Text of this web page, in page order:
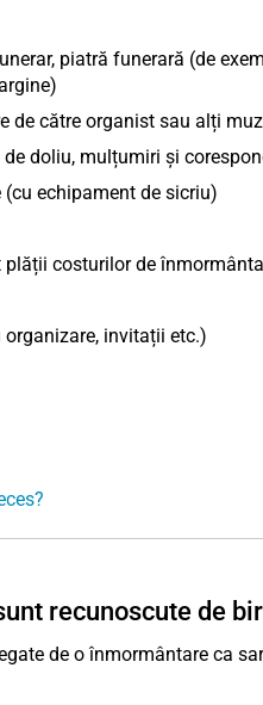
piatră funerară (de
de către organist sau alți
doliu, mulțumiri și
echipament de sicriu)
costurilor de
invitații etc.)
recunoscute de
de o înmormântare ca